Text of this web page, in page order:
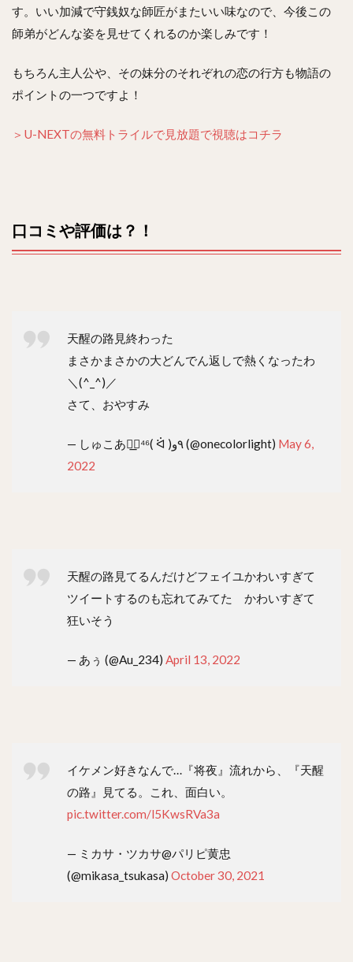
す。いい加減で守銭奴な師匠がまたいい味なので、今後この
師弟がどんな姿を見せてくれるのか楽しみです！
もちろん主人公や、その妹分のそれぞれの恋の行方も物語の
ポイントの一つですよ！
＞U-NEXTの無料トライルで見放題で視聴はコチラ
口コミや評価は？！
天醒の路見終わった
まさかまさかの大どんでん返しで熱くなったわ
＼(^_^)／
さて、おやすみ
— しゅこあ◢͟￨⁴⁶( ᐛ )٩و (@onecolorlight) May 6,
2022
天醒の路見てるんだけどフェイユかわいすぎて
ツイートするのも忘れてみてた かわいすぎて
狂いそう
— あぅ (@Au_234) April 13, 2022
イケメン好きなんで…『将夜』流れから、『天醒
の路』見てる。これ、面白い。
pic.twitter.com/l5KwsRVa3a
— ミカサ・ツカサ@パリピ黄忠
(@mikasa_tsukasa) October 30, 2021